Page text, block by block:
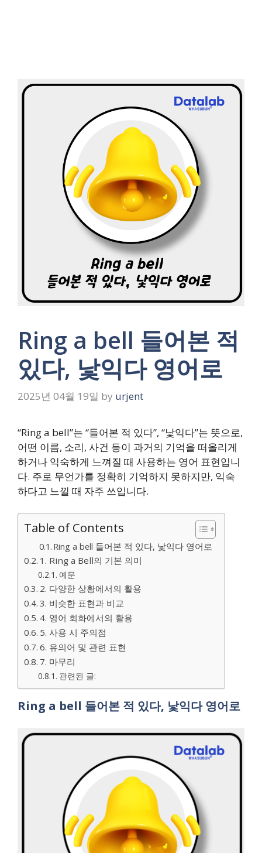
Ring a bell 들어본 적
있다, 낯익다 영어로
2025년 04월 19일 by urjent
“Ring a bell”는 “들어본 적 있다”, “낯익다”는 뜻으로,
어떤 이름, 소리, 사건 등이 과거의 기억을 떠올리게
하거나 익숙하게 느껴질 때 사용하는 영어 표현입니
다. 주로 무언가를 정확히 기억하지 못하지만, 익숙
하다고 느낄 때 자주 쓰입니다.
Table of Contents
Ring a bell 들어본 적 있다, 낯익다 영어로
1. Ring a Bell의 기본 의미
예문
2. 다양한 상황에서의 활용
3. 비슷한 표현과 비교
4. 영어 회화에서의 활용
5. 사용 시 주의점
6. 유의어 및 관련 표현
7. 마무리
관련된 글:
Ring a bell 들어본 적 있다, 낯익다 영어로